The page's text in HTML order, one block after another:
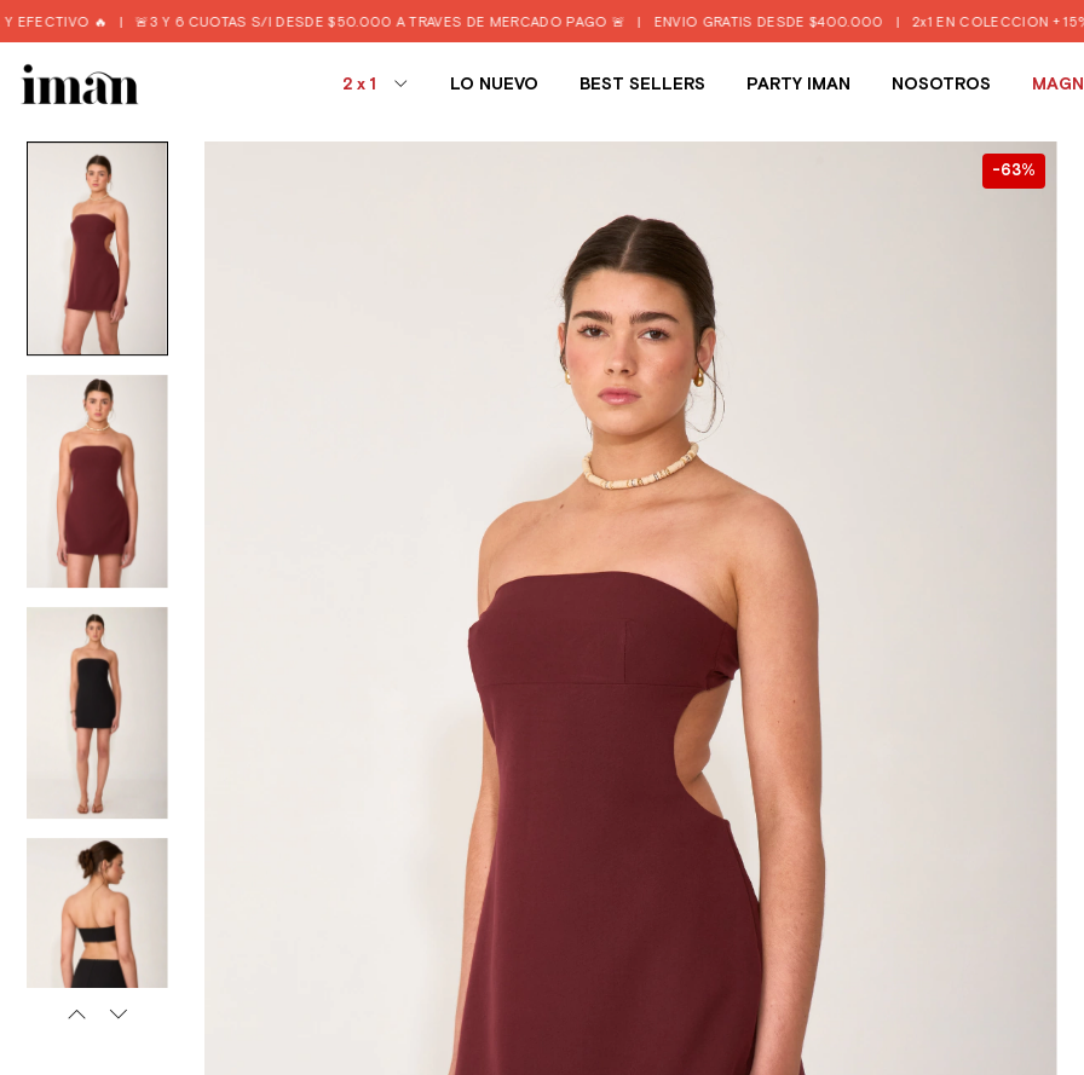
🔥 | 🚨3 Y 6 CUOTAS S/I DESDE $50.000 A TRAVÉS DE MERCADO PAGO 🚨 | ENVIO GRATIS DESDE $400.000 | 2x1 EN COLECCION + 15%
2x1 LO NUEVO BEST SELLERS PARTY IMAN NOSOTROS
63%